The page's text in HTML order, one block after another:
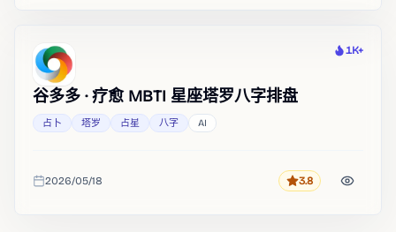
热度
1K+
谷多多 · 疗愈 MBTI 星座塔罗八字排盘
占卜 塔罗 占星 八字 AI
收录时间
2026/05/18 评分3.8